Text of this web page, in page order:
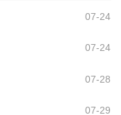
07-24
07-24
07-28
07-29